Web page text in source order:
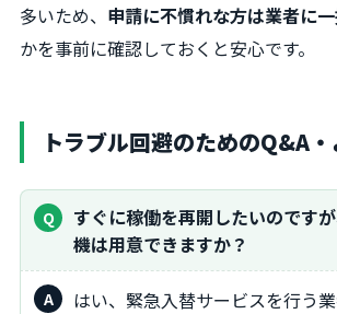
多いため、 申請に不慣れな方は業者に
かを事前に確認しておくと安心です。
トラブル回避のためのQ&A
すぐに稼働を再開したいのですが、仮設の空調
機は用意できますか？
はい、緊急入替サービスを行う業者では、仮設